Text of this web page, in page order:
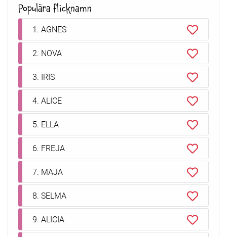
Populära flicknamn
1. AGNES
2. NOVA
3. IRIS
4. ALICE
5. ELLA
6. FREJA
7. MAJA
8. SELMA
9. ALICIA